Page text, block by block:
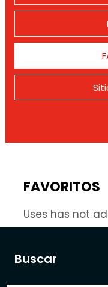
Buscar
FAVORITOS
Uses has not